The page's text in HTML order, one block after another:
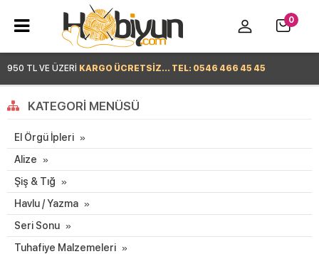
950 TL VE ÜZERİ KARGO ÜCRETSİZ... TEL: 0546 466 45 45
0
KATEGORI MENÜSÜ
El Örgü İpleri
Alize
Şiş & Tığ
Havlu / Yazma
Seri Sonu
Tuhafiye Malzemeleri